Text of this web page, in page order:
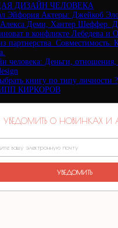
ДИЗАЙН ЧЕЛОВЕКА
Эйфория Актеры: Джейкоб
Деми, Хантер Шеффер.
в конфликте Лебедева и
партнерства. Совместимость.
человека: Деньги, отношения,
книгу по типу личности ?
КИРКОРОВ
УВЕДОМИТЬ О НОВИНКАХ И